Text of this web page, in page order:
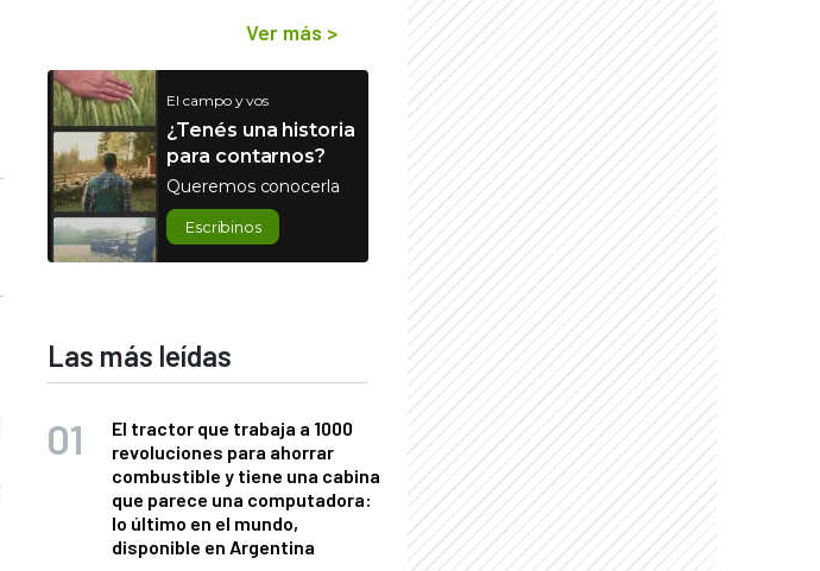
Ver más >
El campo y vos
¿Tenés una historia
para contarnos?
Queremos conocerla
Escribinos
Las más leídas
El tractor que trabaja a 1000
revoluciones para ahorrar
combustible y tiene una cabina
que parece una computadora:
lo último en el mundo,
disponible en Argentina